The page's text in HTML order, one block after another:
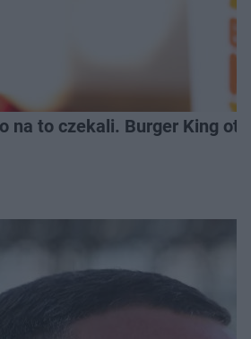
na to czekali. Burger King